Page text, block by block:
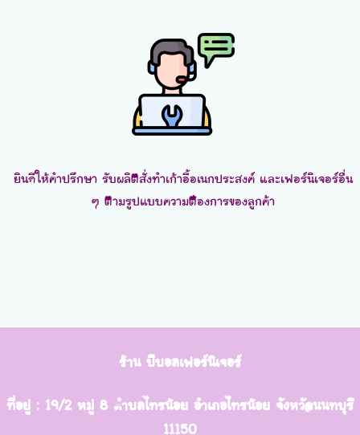
ยินดีให้คำปรึกษา รับผลิตสั่งทำเก้าอี้อเนกประสงค์ และเฟอร์นิเจอร์อื่น
ๆ ตามรูปแบบความต้องการของลูกค้า
ร้าน บีบอลเฟอร์นิเจอร์
ที่อยู่ : 19/2 หมู่ 8 ตำบลไทรน้อย อำเภอไทรน้อย จังหวัดนนทบุรี
11150